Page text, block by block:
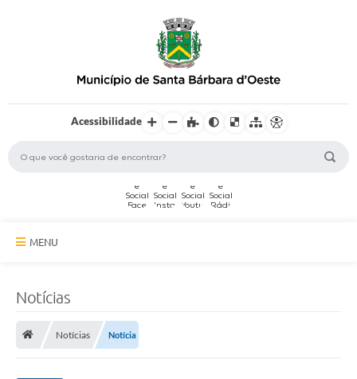
Acessibilidade
MENU
Serviços Online
Notícias
Notícias Notícia